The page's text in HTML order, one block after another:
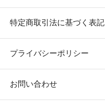
特定商取引法に基づく表記
プライバシーポリシー
お問い合わせ